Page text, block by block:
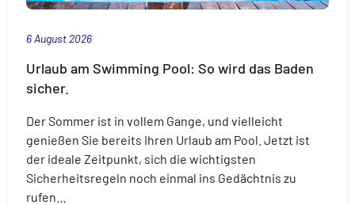
6 August 2026
Urlaub am Swimming Pool: So wird das Baden
sicher.
Der Sommer ist in vollem Gange, und vielleicht
genießen Sie bereits Ihren Urlaub am Pool. Jetzt ist
der ideale Zeitpunkt, sich die wichtigsten
Sicherheitsregeln noch einmal ins Gedächtnis zu
rufen…